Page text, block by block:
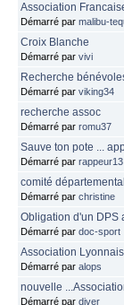
Association
Démarré par malibu-
Croix Blanche
Démarré par vivi
Recherche
Démarré par viking34
recherche assoc
Démarré par romu37
Sauve ton pote ...
Démarré par rappeur13
comité
Démarré par christine
Obligation d'un DPS
Démarré par doc-sport
Association
Démarré par alops
nouvelle
Démarré par diver